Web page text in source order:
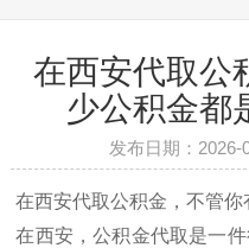
在西安代取公
少公积金都
发布日期：
在西安代取公积金，不管你
在西安，公积金代取是一